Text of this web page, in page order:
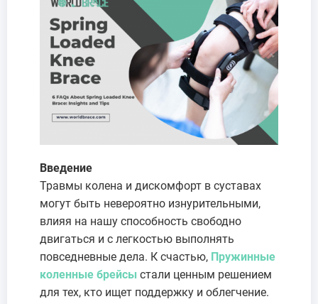
Введение
Травмы колена и дискомфорт в суставах
могут быть невероятно изнурительными,
влияя на нашу способность свободно
двигаться и с легкостью выполнять
повседневные дела. К счастью, Пружинные
коленные брейсы стали ценным решением
для тех, кто ищет поддержку и облегчение.